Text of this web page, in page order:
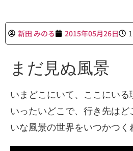
新田 みのる 2015年05月26日
まだ見ぬ風景
いまどこにいて、ここにい
いったいどこで、行き先は
いな風景の世界をいつかつく